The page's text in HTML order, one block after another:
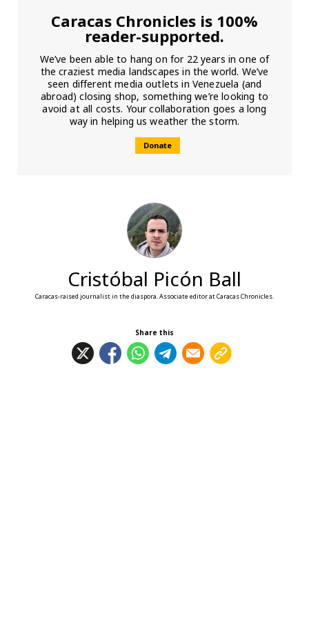
Caracas Chronicles is 100%
reader-supported.
We’ve been able to hang on for 22 years in one of
the craziest media landscapes in the world. We’ve
seen different media outlets in Venezuela (and
abroad) closing shop, something we’re looking to
avoid at all costs. Your collaboration goes a long
way in helping us weather the storm.
Donate
Cristóbal Picón Ball
Caracas-raised journalist in the diaspora. Associate editor at Caracas Chronicles.
Share this